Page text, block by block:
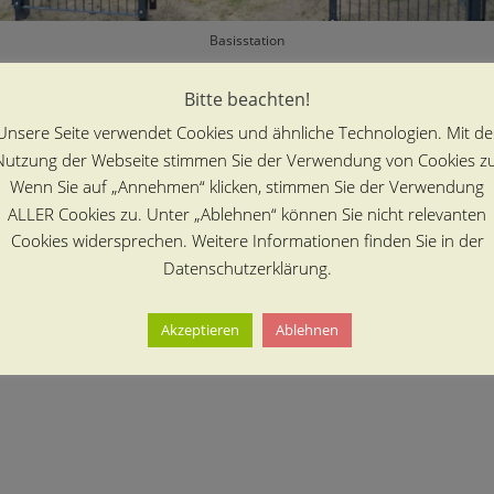
Basisstation
und sich über Berichte zur Arbeit an und mit der
Bitte beachten!
Seite verwendet Cookies und ähnliche Technologien. Mit
der Webseite stimmen Sie der Verwendung von Cookies
Wenn Sie auf „Annehmen“ klicken, stimmen Sie der Verwendung
ALLER Cookies zu. Unter „Ablehnen“ können Sie nicht relevanten
Cookies widersprechen. Weitere Informationen finden Sie in der
Datenschutzerklärung.
Akzeptieren Ablehnen